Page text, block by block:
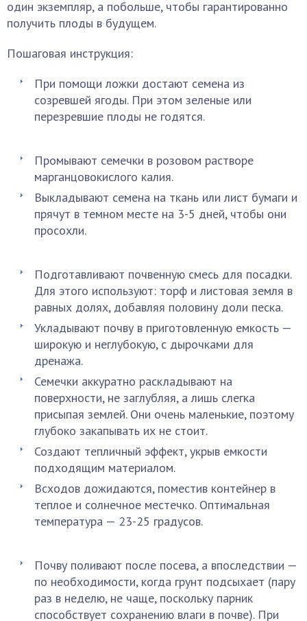
один экземпляр, а побольше, чтобы гарантированно
получить плоды в будущем.
Пошаговая инструкция:
При помощи ложки достают семена из
созревшей ягоды. При этом зеленые или
перезревшие плоды не годятся.
Промывают семечки в розовом растворе
марганцовокислого калия.
Выкладывают семена на ткань или лист бумаги и
прячут в темном месте на 3-5 дней, чтобы они
просохли.
Подготавливают почвенную смесь для посадки.
Для этого используют: торф и листовая земля в
равных долях, добавляя половину доли песка.
Укладывают почву в приготовленную емкость —
широкую и неглубокую, с дырочками для
дренажа.
Семечки аккуратно раскладывают на
поверхности, не заглубляя, а лишь слегка
присыпая землей. Они очень маленькие, поэтому
глубоко закапывать их не стоит.
Создают тепличный эффект, укрыв емкости
подходящим материалом.
Всходов дожидаются, поместив контейнер в
теплое и солнечное местечко. Оптимальная
температура — 23-25 градусов.
Почву поливают после посева, а впоследствии —
по необходимости, когда грунт подсыхает (пару
раз в неделю, не чаще, поскольку парник
способствует сохранению влаги в почве). При